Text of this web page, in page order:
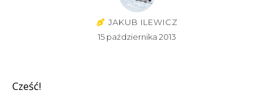
JAKUB ILEWICZ
15 października 2013
Cześć!